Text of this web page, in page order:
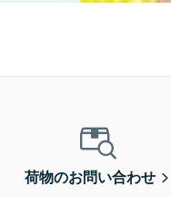
荷物のお問い合わせ